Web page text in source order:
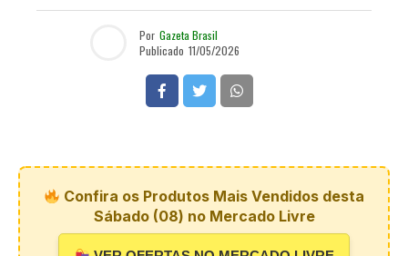
Por Gazeta Brasil
Publicado 11/05/2026
Confira os Produtos Mais Vendidos desta
Sábado (08) no Mercado Livre